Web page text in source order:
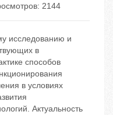
2144
исследованию и
в
способов
в условиях
Актуальность